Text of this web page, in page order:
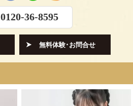
0120-36-8595
無料体験･お問合せ